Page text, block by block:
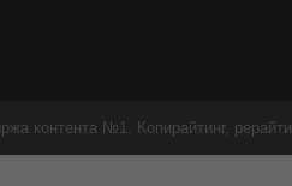
контента №1. Копирайтинг,